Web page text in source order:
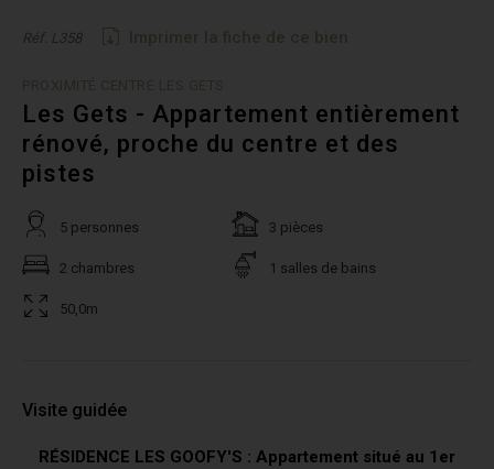
Réf. L358
Les Gets - Appartement entièrement
rénové, proche du centre et des
pistes
5 personnes 3 pièces
2 chambres 1 salles de bains
50,0m
Visite guidée
RÉSIDENCE LES GOOFY'S : Appartement situé au 1er